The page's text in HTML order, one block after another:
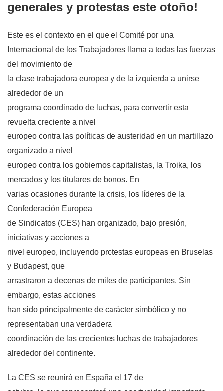
generales y protestas este otoño!
Este es el contexto en el que el Comité por una
Internacional de los Trabajadores llama a todas las fuerzas
del movimiento de
la clase trabajadora europea y de la izquierda a unirse
alrededor de un
programa coordinado de luchas, para convertir esta
revuelta creciente a nivel
europeo contra las políticas de austeridad en un martillazo
organizado a nivel
europeo contra los gobiernos capitalistas, la Troika, los
mercados y los titulares de bonos. En
varias ocasiones durante la crisis, los líderes de la
Confederación Europea
de Sindicatos (CES) han organizado, bajo presión,
iniciativas y acciones a
nivel europeo, incluyendo protestas europeas en Bruselas
y Budapest, que
arrastraron a decenas de miles de participantes. Sin
embargo, estas acciones
han sido principalmente de carácter simbólico y no
representaban una verdadera
coordinación de las crecientes luchas de trabajadores
alrededor del continente.
La CES se reunirá en España el 17 de